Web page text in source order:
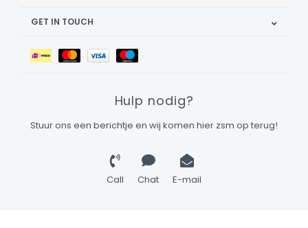
GET IN TOUCH
Hulp nodig?
Stuur ons een berichtje en wij komen hier zsm op terug!
Call Chat E-mail